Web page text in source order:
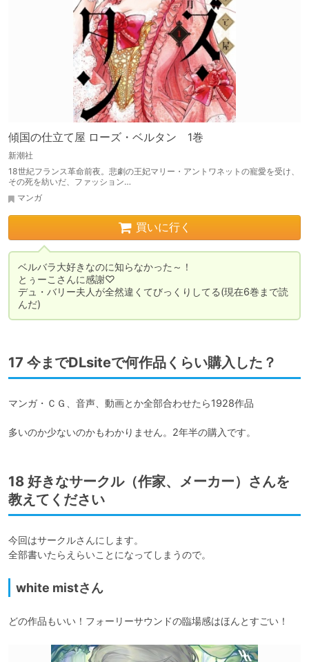
傾国の仕立て屋 ローズ・ベルタン 1巻
新潮社
18世紀フランス革命前夜。悲劇の王妃マリー・アントワネットの寵愛を受け、
その死を紡いだ、ファッション…
マンガ
買いに行く
ベルバラ大好きなのに知らなかった～！
とぅーこさんに感謝♡
デュ・バリー夫人が全然違くてびっくりしてる(現在6巻まで読
んだ)
17 今までDLsiteで何作品くらい購入した？
マンガ・ＣＧ、音声、動画とか全部合わせたら1928作品
多いのか少ないのかもわかりません。2年半の購入です。
18 好きなサークル（作家、メーカー）さんを
教えてください
今回はサークルさんにします。
white mistさん
どの作品もいい！フォーリーサウンドの臨場感はほんとすごい！